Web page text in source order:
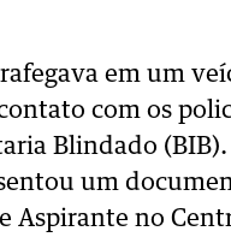
em um
com os
Blindado
um
Aspirante no